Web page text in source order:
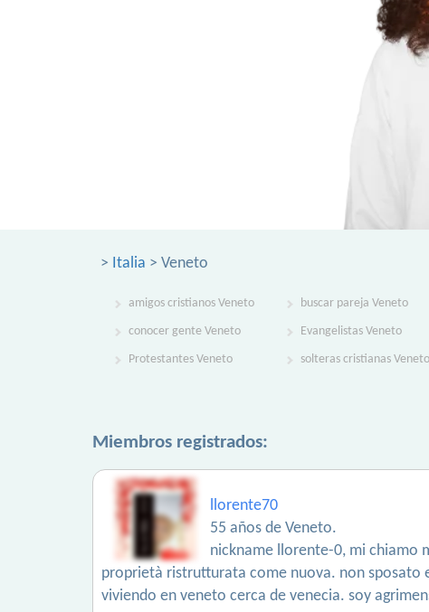
> Italia > Veneto
amigos cristianos Veneto buscar pareja Veneto
conocer gente Veneto Evangelistas Veneto
Protestantes Veneto solteras cristianas Veneto
Miembros registrados:
llorente70
55 años de Veneto.
nickname llorente-0, mi chiamo
proprietà ristrutturata come nuova. non sposato
viviendo en veneto cerca de venecia. soy